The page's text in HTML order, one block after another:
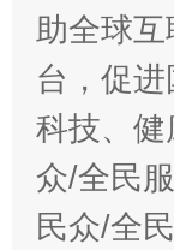
助全球
台，促
科技、
众/全民
民众/全